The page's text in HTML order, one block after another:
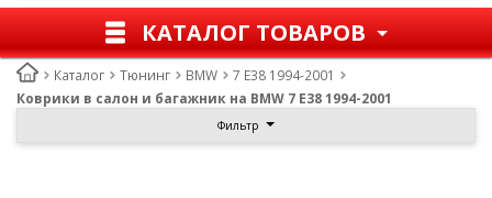
КАТАЛОГ ТОВАРОВ
Каталог Тюнинг BMW
7 E38 1994-2001
Коврики в салон и багажник на BMW 7 E38 1994-2001
Фильтр